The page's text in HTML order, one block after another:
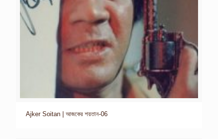
Ajker Soitan | আজকের শয়তান-06